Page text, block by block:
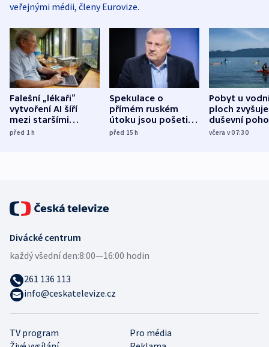
veřejnými médii, členy Eurovize.
Falešní „lékaři“
vytvoření AI šíří
mezi staršími
Poláky nebezpečné
před 1h
Spekulace o
přímém ruském
útoku jsou pošetilé,
míní estonský
před 15h
Pobyt u
ploch zvyšuje
duševní
ukázala
včera v 07:30
TV program
Pro média
Divácké centrum
každý všední den:8:00—16:00 hodin
261 136 113
info@ceskatelevize.cz